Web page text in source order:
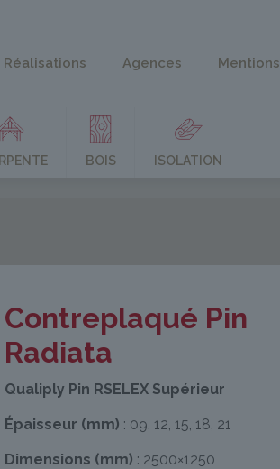
Réalisations Agences Mentions
BOIS ISOLATION
Contreplaqué Pin
Radiata
Qualiply Pin RSELEX Supérieur
Épaisseur (mm) : 09, 12, 15, 18, 21
Dimensions (mm) : 2500×1250